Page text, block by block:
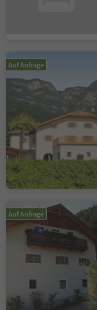
Auf Anfrage
Auf Anfrage